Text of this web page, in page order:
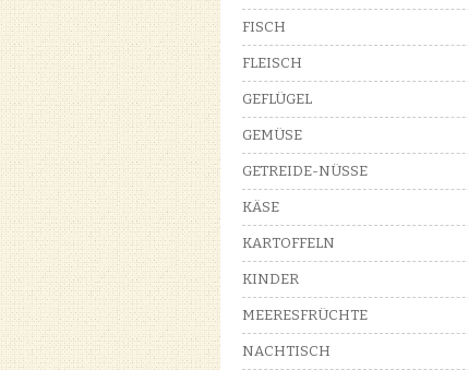
FISCH
FLEISCH
GEFLÜGEL
GEMÜSE
GETREIDE-NÜSSE
KÄSE
KARTOFFELN
KINDER
MEERESFRÜCHTE
NACHTISCH